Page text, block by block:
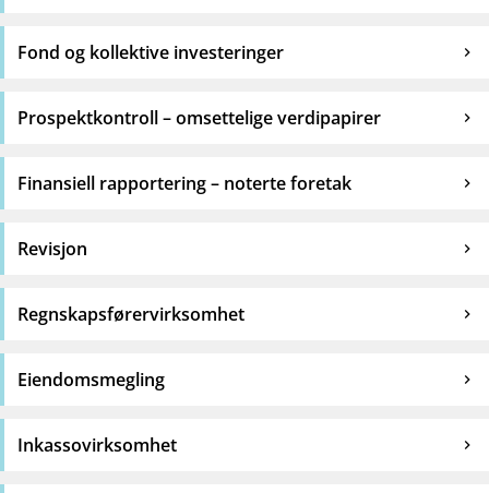
Fond og kollektive investeringer
Prospektkontroll – omsettelige verdipapirer
Finansiell rapportering – noterte foretak
Revisjon
Regnskapsførervirksomhet
Eiendomsmegling
Inkassovirksomhet